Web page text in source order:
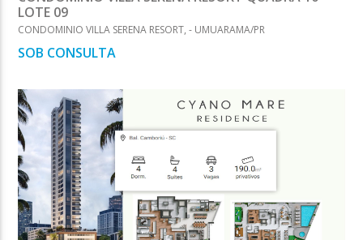
LOTE 09
CONDOMINIO VILLA SERENA RESORT, - UMUARAMA/PR
SOB CONSULTA